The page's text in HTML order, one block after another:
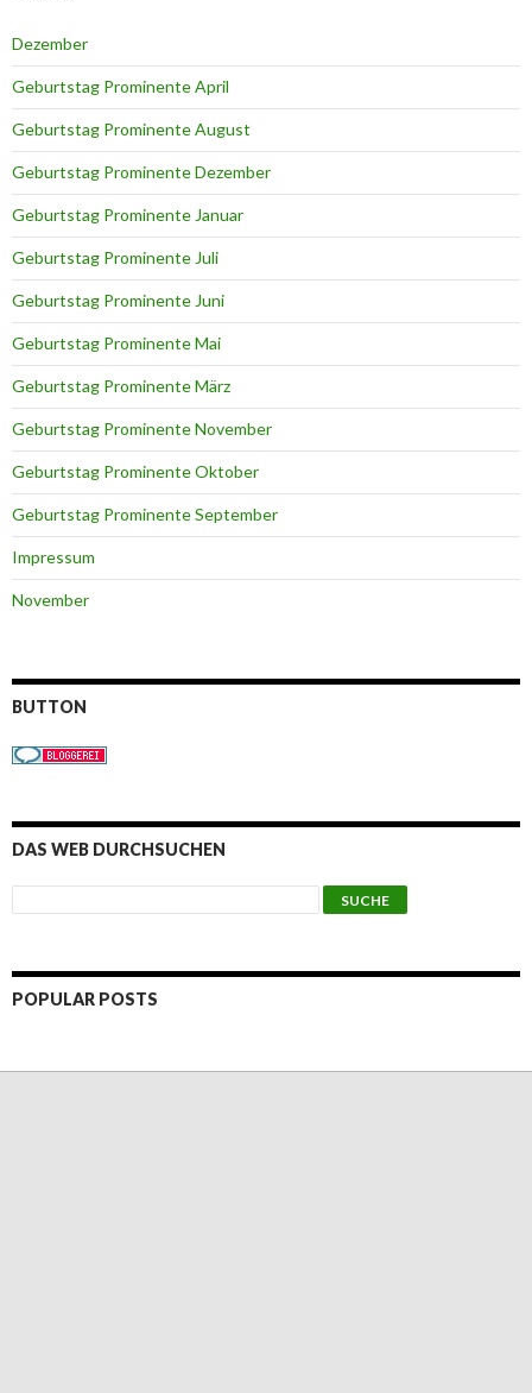
Dezember
Geburtstag Prominente April
Geburtstag Prominente August
Geburtstag Prominente Dezember
Geburtstag Prominente Januar
Geburtstag Prominente Juli
Geburtstag Prominente Juni
Geburtstag Prominente Mai
Geburtstag Prominente März
Geburtstag Prominente November
Geburtstag Prominente Oktober
Geburtstag Prominente September
Impressum
November
BUTTON
DAS WEB DURCHSUCHEN
POPULAR POSTS